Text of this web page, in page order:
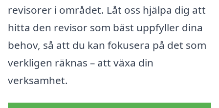
revisorer i området. Låt oss hjälpa dig att
hitta den revisor som bäst uppfyller dina
behov, så att du kan fokusera på det som
verkligen räknas – att växa din
verksamhet.